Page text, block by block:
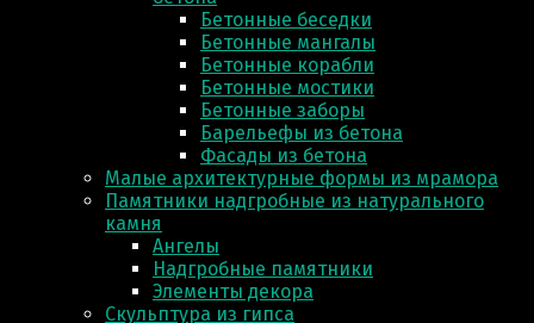
Бетонные беседки
Бетонные мангалы
Бетонные корабли
Бетонные мостики
Бетонные заборы
Барельефы из бетона
Фасады из бетона
Малые архитектурные формы из мрамора
Памятники надгробные из натурального
камня
Ангелы
Надгробные памятники
Элементы декора
Скульптура из гипса